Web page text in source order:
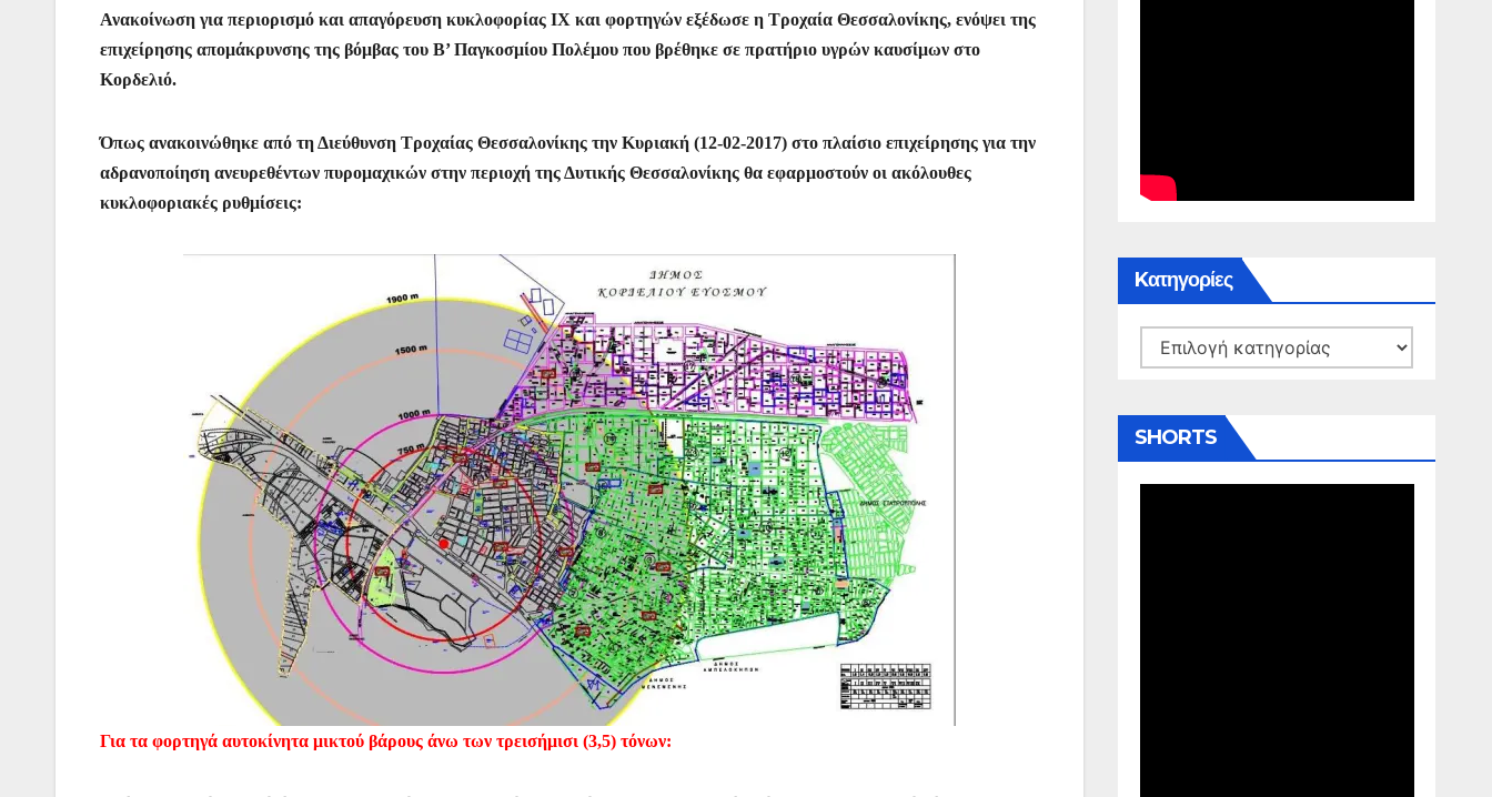
e
b
o
k
er s
p
l
e s
g
er
gr
α
ίτ
ε
Ανακοίνωση για περιορισμό και απαγόρευση κυκλοφορίας ΙΧ και φορτηγών εξέδωσε η Τροχαία Θεσσαλονίκης, ενόψει της
επιχείρησης απομάκρυνσης της βόμβας του Β’ Παγκοσμίου Πολέμου που βρέθηκε σε πρατήριο υγρών καυσίμων στο
Κορδελιό.
Όπως ανακοινώθηκε από τη Διεύθυνση Τροχαίας Θεσσαλονίκης την Κυριακή (12-02-2017) στο πλαίσιο επιχείρησης για την
αδρανοποίηση ανευρεθέντων πυρομαχικών στην περιοχή της Δυτικής Θεσσαλονίκης θα εφαρμοστούν οι ακόλουθες
κυκλοφοριακές ρυθμίσεις:
Για τα φορτηγά αυτοκίνητα μικτού βάρους άνω των τρεισήμισι (3,5) τόνων:
Kατηγορίες
Kατηγορίες
SHORTS